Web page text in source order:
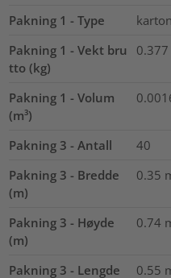
Pakning 1 - Type
Pakning 1 - Vekt bru
tto (kg)
0.377
Pakning 1 - Volum
(m³)
Pakning 3 - Antall
40
Pakning 3 - Bredde
(m)
0.35
Pakning 3 - Høyde
(m)
0.74
Pakning 3 - Lengde 0.55